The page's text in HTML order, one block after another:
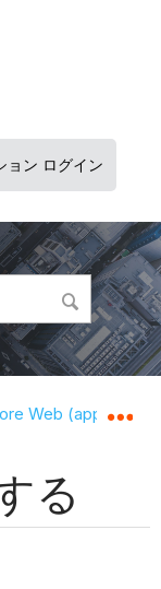
ョン ログイン
りたたむ
Web
る